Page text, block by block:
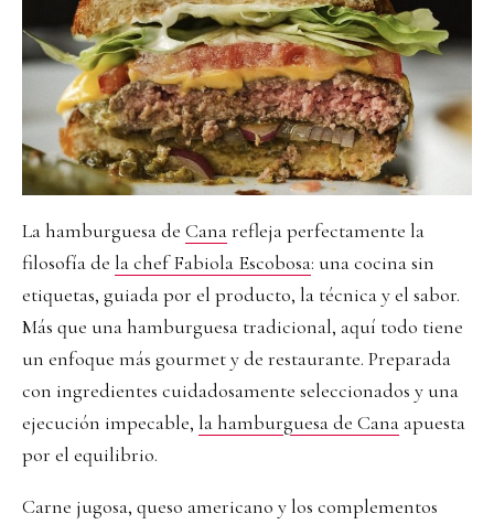
La hamburguesa de Canarefleja perfectamente la
filosofía de la chef Fabiola Escobosa: una cocina sin
etiquetas, guiada por el producto, la técnica y el sabor.
Más que una hamburguesa tradicional, aquí todo tiene
un enfoque más gourmet y de restaurante. Preparada
con ingredientes cuidadosamente seleccionados y una
ejecución impecable, la hamburguesa de Cana apuesta
por el equilibrio.
Carne jugosa, queso americano y los complementos